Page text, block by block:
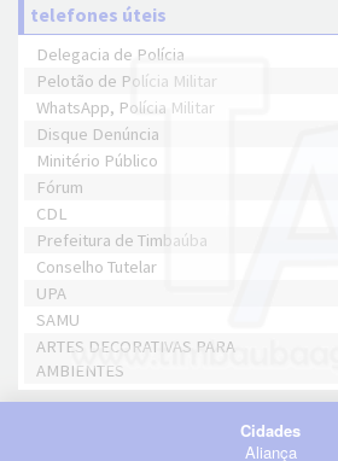
telefones úteis
Delegacia de Polícia
Pelotão de Polícia Militar
WhatsApp, Polícia Militar
Disque Denúncia
Minitério Público
Fórum
CDL
Prefeitura de Timbaúba
Conselho Tutelar
UPA
SAMU
ARTES DECORATIVAS PARA
AMBIENTES
Cidades
Aliança